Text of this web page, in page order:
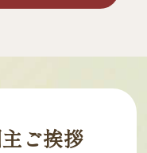
ご挨拶